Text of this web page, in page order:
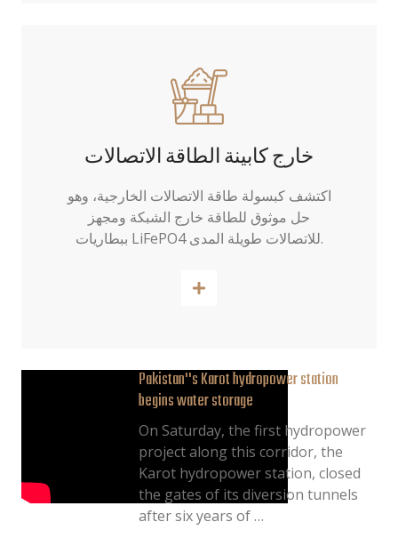
خارج كابينة الطاقة الاتصالات
اكتشف كبسولة طاقة الاتصالات الخارجية، وهو
حل موثوق للطاقة خارج الشبكة ومجهز
ببطاريات LiFePO4 للاتصالات طويلة المدى.
Pakistan''s Karot hydropower station
begins water storage
On Saturday, the first hydropower
project along this corridor, the
Karot hydropower station, closed
the gates of its diversion tunnels
after six years of …